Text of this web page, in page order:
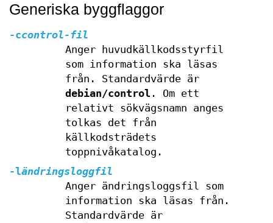
Generiska byggflaggor
-ccontrol-fil
Anger huvudkällkodsstyrfil
som information ska läsas
från. Standardvärde är
debian/control . Om ett
relativt sökvägsnamn anges
tolkas det från
källkodsträdets
toppnivåkatalog.
-ländringsloggfil
Anger ändringsloggsfil som
information ska läsas från.
Standardvärde är